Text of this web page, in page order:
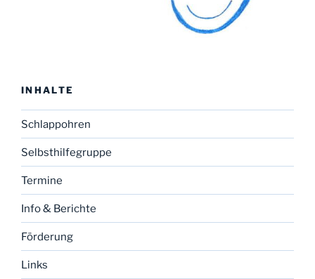
INHALTE
Schlappohren
Selbsthilfegruppe
Termine
Info & Berichte
Förderung
Links